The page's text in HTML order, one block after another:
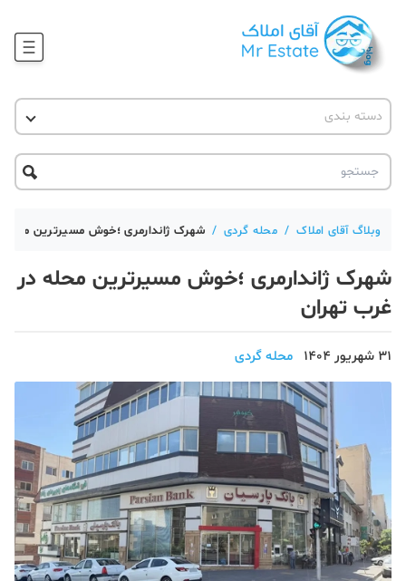
آموزش املاک
حقوقی
آکادمی
دسته بندی
آقای مشاور املاک
آکادمی آقای املاک
آموزش املاک
آموزش پلتفرم آقای املاک
اخبار مسکن
تحلیل مسکن
دکوراسیون
صنعت ساختمان
محله گردی
معماری
ملکی
وبلاگ آقای املاک / محله گردی / شهرک ژاندارمری ؛خوش مسیرترین محله
شهرک ژاندارمری ؛خوش مسیرترین محله در
غرب تهران
31 شهریور 1404 محله گردی